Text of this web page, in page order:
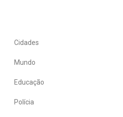
Cidades
Mundo
Educação
Polícia